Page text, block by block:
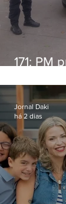
171: PM
Niterói
Jornal Daki
há 2 dias